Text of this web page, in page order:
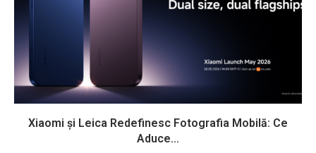
Xiaomi și Leica Redefinesc Fotografia Mobilă: Ce
Aduce...